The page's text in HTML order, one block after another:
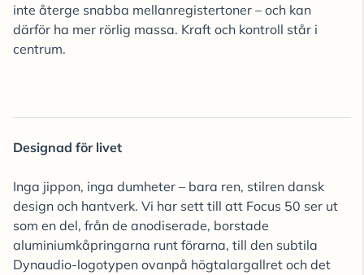
inte återge snabba mellanregistertoner – och kan
därför ha mer rörlig massa. Kraft och kontroll står i
centrum.
Designad för livet
Inga jippon, inga dumheter – bara ren, stilren dansk
design och hantverk. Vi har sett till att Focus 50 ser ut
som en del, från de anodiserade, borstade
aluminiumkåpringarna runt förarna, till den subtila
Dynaudio-logotypen ovanpå högtalargallret och det